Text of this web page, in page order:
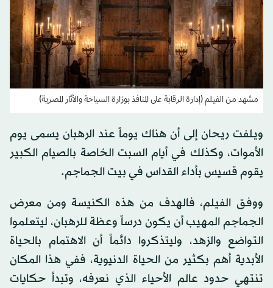
مشهد من الفيلم (إدارة الرقابة على المنافذ بوزارة السياحة والآثار المصرية)
ويلفت ريحان إلى أن هناك يوماً عند الرهبان يسمى يوم
الأموات، وكذلك في أيام السبت الخاصة بالصيام الكبير
يقوم قسيس بأداء القداس في بيت الجماجم.
ووفق الفيلم، فالهدف من هذه الكنيسة ومن معرض
الجماجم المهيب أن يكون درساً وعظة للرهبان، ليتعلموا
التواضع والزهد، وليتذكروا دائماً أن الاهتمام بالحياة
الأبدية أهم بكثير من الحياة الدنيوية، ففي هذا المكان
تنتهي حدود عالم الأحياء الذي نعرفه، وتبدأ حكايات